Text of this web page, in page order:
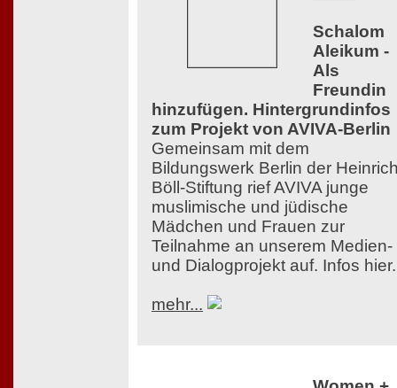
Schalom
Aleikum -
Als
Freundin
hinzufügen. Hintergrundinfos
zum Projekt von AVIVA-Berlin
Gemeinsam mit dem
Bildungswerk Berlin der
Böll-Stiftung rief AVIVA junge
muslimische und jüdische
Mädchen und Frauen zur
Teilnahme an unserem Medien-
und Dialogprojekt auf. Infos
mehr...